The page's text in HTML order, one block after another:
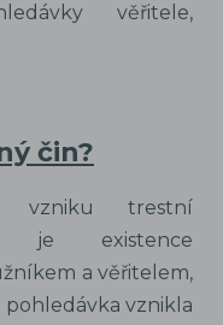
věřitele,
čin?
vzniku trestní
je existence
a věřitelem,
vznikla